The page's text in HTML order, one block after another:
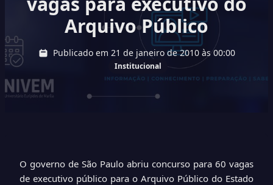
Arquivo Público
Publicado em 21 de janeiro de 2010 às 00:00
Institucional
O governo de São Paulo abriu concurso para 60 vagas
de executivo público para o Arquivo Público do Estado